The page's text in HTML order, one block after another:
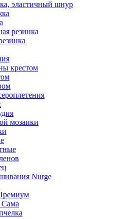
эластичный шнур
резинка
крестом
мозаики
Nurge
Сама